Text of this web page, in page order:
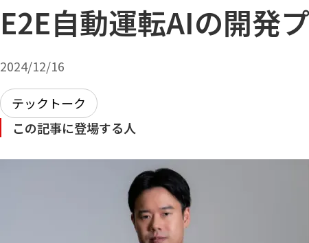
E2E自動運転AIの開発プ
2024/12/16
テックトーク
この記事に登場する人